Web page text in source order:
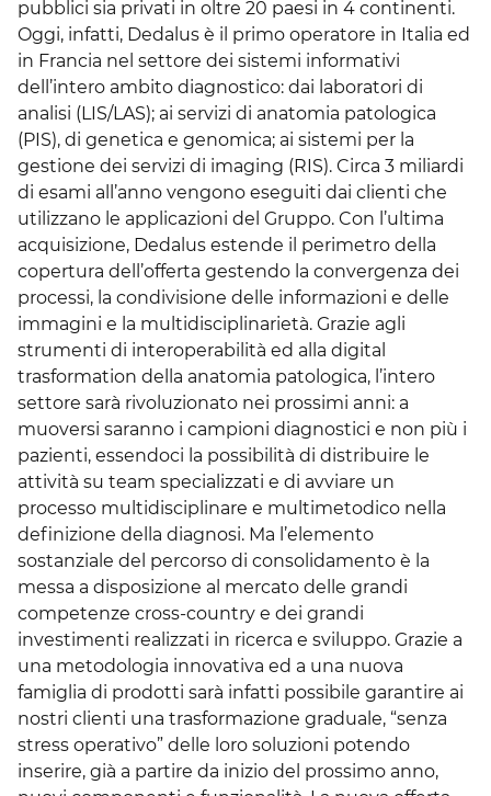
pubblici sia privati in oltre 20 paesi in 4 continenti.
Oggi, infatti, Dedalus è il primo operatore in Italia ed
in Francia nel settore dei sistemi informativi
dell’intero ambito diagnostico: dai laboratori di
analisi (LIS/LAS); ai servizi di anatomia patologica
(PIS), di genetica e genomica; ai sistemi per la
gestione dei servizi di imaging (RIS). Circa 3 miliardi
di esami all’anno vengono eseguiti dai clienti che
utilizzano le applicazioni del Gruppo. Con l’ultima
acquisizione, Dedalus estende il perimetro della
copertura dell’offerta gestendo la convergenza dei
processi, la condivisione delle informazioni e delle
immagini e la multidisciplinarietà. Grazie agli
strumenti di interoperabilità ed alla digital
trasformation della anatomia patologica, l’intero
settore sarà rivoluzionato nei prossimi anni: a
muoversi saranno i campioni diagnostici e non più i
pazienti, essendoci la possibilità di distribuire le
attività su team specializzati e di avviare un
processo multidisciplinare e multimetodico nella
definizione della diagnosi. Ma l’elemento
sostanziale del percorso di consolidamento è la
messa a disposizione al mercato delle grandi
competenze cross-country e dei grandi
investimenti realizzati in ricerca e sviluppo. Grazie a
una metodologia innovativa ed a una nuova
famiglia di prodotti sarà infatti possibile garantire ai
nostri clienti una trasformazione graduale, “senza
stress operativo” delle loro soluzioni potendo
inserire, già a partire da inizio del prossimo anno,